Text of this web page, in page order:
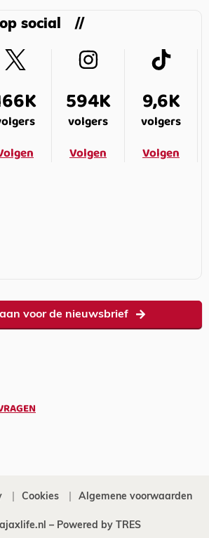
social
594K
volgers
Volgen
9,6K
volgers
Volgen
voor de nieuwsbrief
Cookies Algemene voorwaarden
– Powered by TRES